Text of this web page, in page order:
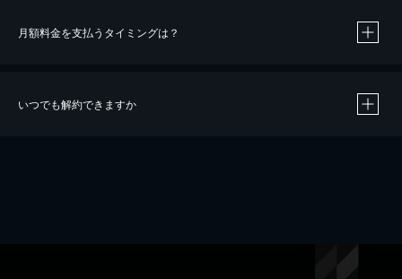
※40％ポイント還元の対象は、クレジットカード決済による作品の購入 / レンタルです。
iOSアプリのUコイン決済による作品の購入 / レンタルは、20％のポイント還元です。
月額料金を支払うタイミングは？
いつでも解約できますか